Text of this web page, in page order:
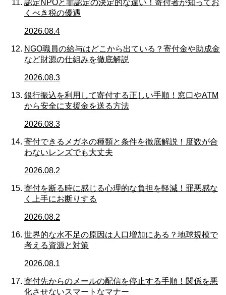
認定NPOと非認定の決定的な違い！寄付者が知ってお
くべき税の優遇
2026.08.4
NGO職員の給与はどこから出ている？寄付金や助成金
など財源の仕組みを徹底解説
2026.08.3
銀行振込を利用して寄付する正しい手順！窓口やATM
から安全に支援金を送る方法
2026.08.3
寄付できるメガネの種類と条件を徹底解説！度数が合
わないレンズでも大丈夫
2026.08.2
寄付を断る時に感じる心理的な負担を軽減！罪悪感な
く上手にお断りする
2026.08.2
世界的な水不足の原因は人口増加にある？地球規模で
考える資源と対策
2026.08.1
寄付先からのメールの配信を停止する手順！関係を悪
化させないスマートなマナー